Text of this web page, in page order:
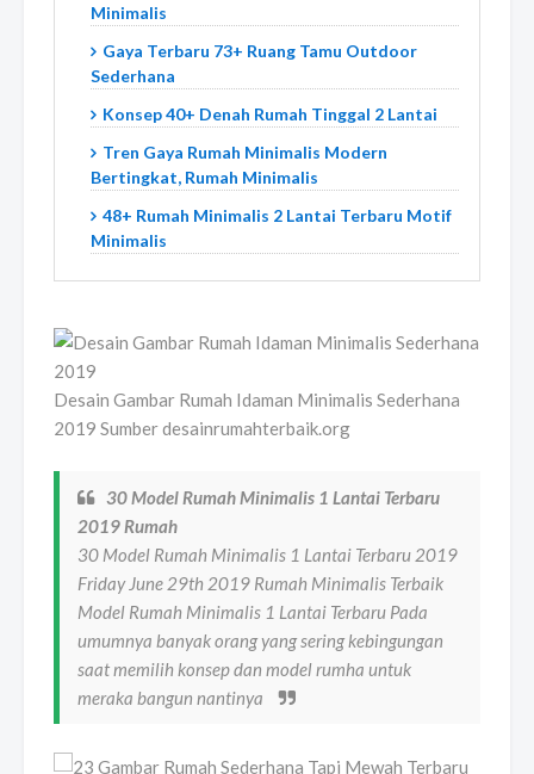
Minimalis
Gaya Terbaru 73+ Ruang Tamu Outdoor
Sederhana
Konsep 40+ Denah Rumah Tinggal 2 Lantai
Tren Gaya Rumah Minimalis Modern
Bertingkat, Rumah Minimalis
48+ Rumah Minimalis 2 Lantai Terbaru Motif
Minimalis
Desain Gambar Rumah Idaman Minimalis Sederhana
2019 Sumber desainrumahterbaik.org
30 Model Rumah Minimalis 1 Lantai Terbaru
2019 Rumah
30 Model Rumah Minimalis 1 Lantai Terbaru 2019
Friday June 29th 2019 Rumah Minimalis Terbaik
Model Rumah Minimalis 1 Lantai Terbaru Pada
umumnya banyak orang yang sering kebingungan
saat memilih konsep dan model rumha untuk
meraka bangun nantinya